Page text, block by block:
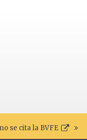
se cita la BVFE